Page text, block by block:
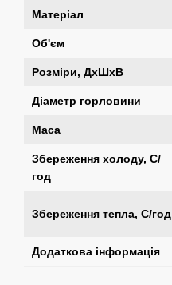
Матеріал
Об'єм
Розміри, ДхШхВ
Діаметр горловини
Маса
Збереження холоду, C/
год
Збереження тепла, C/год
Додаткова інформація